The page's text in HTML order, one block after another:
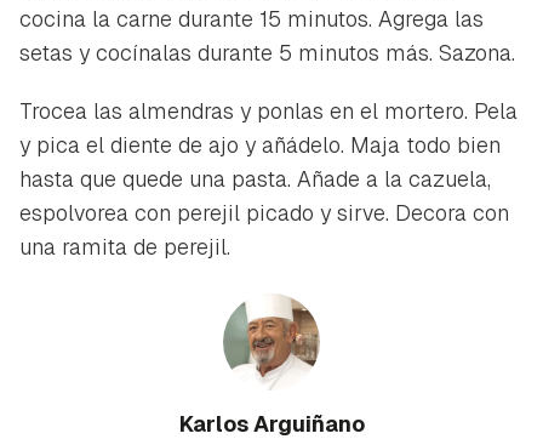
cocina la carne durante 15 minutos. Agrega las
setas y cocínalas durante 5 minutos más. Sazona.
Trocea las almendras y ponlas en el mortero. Pela
y pica el diente de ajo y añádelo. Maja todo bien
hasta que quede una pasta. Añade a la cazuela,
espolvorea con perejil picado y sirve. Decora con
una ramita de perejil.
Karlos Arguiñano